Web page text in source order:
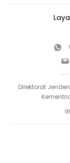
Direktorat